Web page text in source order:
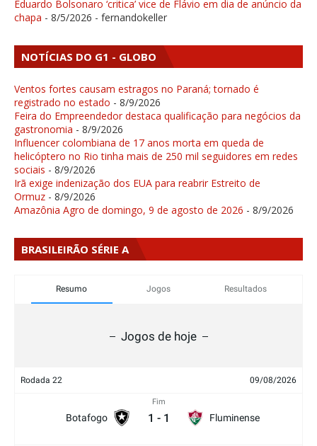
Eduardo Bolsonaro ‘critica’ vice de Flávio em dia de anúncio da
chapa - 8/5/2026 - fernandokeller
NOTÍCIAS DO G1 - GLOBO
Ventos fortes causam estragos no Paraná; tornado é
registrado no estado - 8/9/2026
Feira do Empreendedor destaca qualificação para negócios da
gastronomia - 8/9/2026
Influencer colombiana de 17 anos morta em queda de
helicóptero no Rio tinha mais de 250 mil seguidores em redes
sociais - 8/9/2026
Irã exige indenização dos EUA para reabrir Estreito de
Ormuz - 8/9/2026
Amazônia Agro de domingo, 9 de agosto de 2026 - 8/9/2026
BRASILEIRÃO SÉRIE A
Resumo Jogos Resultados
Jogos de hoje
Rodada 22 09/08/2026
Botafogo
Fim
1 - 1 Fluminense